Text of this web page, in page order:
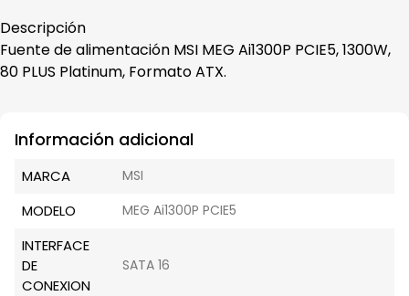
Descripción
Fuente de alimentación MSI MEG Ai1300P PCIE5, 1300W,
80 PLUS Platinum, Formato ATX.
Información adicional
MARCA MSI
MODELO MEG Ai1300P PCIE5
INTERFACE
DE
CONEXION
SATA 16